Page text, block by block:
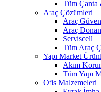
Tüm Çanta
Araç Çözümleri
Araç
Araç
Serviscell
Tüm Araç
Yapı Market
Akım
Tüm Yapı
Ofis Malzemeleri